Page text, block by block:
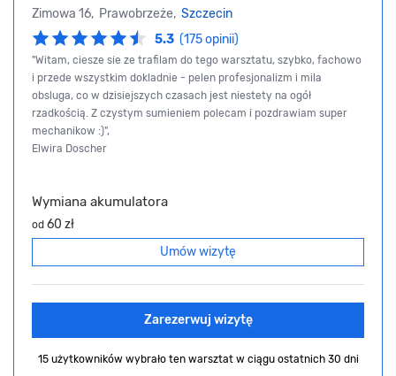
Zimowa 16, Prawobrzeże, Szczecin
5.3 (175 opinii)
"Witam, ciesze sie ze trafilam do tego warsztatu, szybko, fachowo
i przede wszystkim dokladnie - pelen profesjonalizm i mila
obsluga, co w dzisiejszych czasach jest niestety na ogół
rzadkością. Z czystym sumieniem polecam i pozdrawiam super
mechanikow :)",
Elwira Doscher
Wymiana akumulatora
od 60 zł
Umów wizytę
Zarezerwuj wizytę
15 użytkowników wybrało ten warsztat w ciągu ostatnich 30 dni